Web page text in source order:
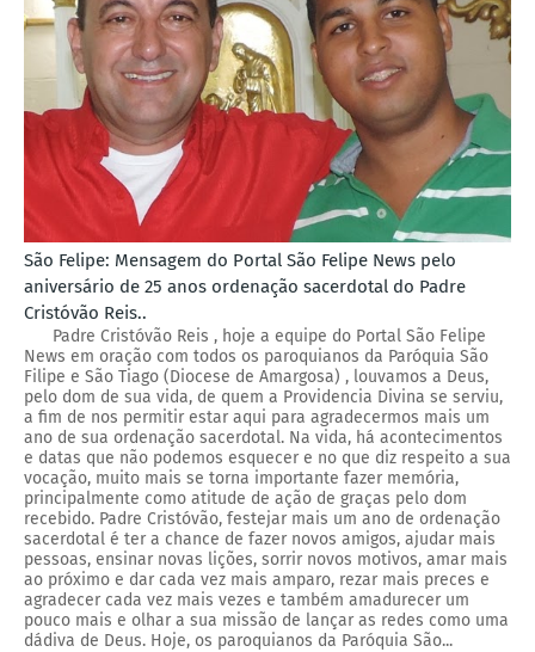
São Felipe: Mensagem do Portal São Felipe News pelo
aniversário de 25 anos ordenação sacerdotal do Padre
Cristóvão Reis..
Padre Cristóvão Reis , hoje a equipe do Portal São Felipe
News em oração com todos os paroquianos da Paróquia São
Filipe e São Tiago (Diocese de Amargosa) , louvamos a Deus,
pelo dom de sua vida, de quem a Providencia Divina se serviu,
a fim de nos permitir estar aqui para agradecermos mais um
ano de sua ordenação sacerdotal. Na vida, há acontecimentos
e datas que não podemos esquecer e no que diz respeito a sua
vocação, muito mais se torna importante fazer memória,
principalmente como atitude de ação de graças pelo dom
recebido. Padre Cristóvão, festejar mais um ano de ordenação
sacerdotal é ter a chance de fazer novos amigos, ajudar mais
pessoas, ensinar novas lições, sorrir novos motivos, amar mais
ao próximo e dar cada vez mais amparo, rezar mais preces e
agradecer cada vez mais vezes e também amadurecer um
pouco mais e olhar a sua missão de lançar as redes como uma
dádiva de Deus. Hoje, os paroquianos da Paróquia São...